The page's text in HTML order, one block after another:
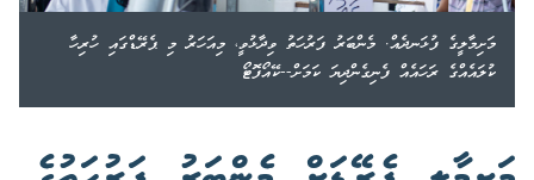
މަށިމާލީގެ ފުޅަނދެއް. މެންބަރު ފަރުހަތު ވިދާޅުވީ، މިއަހަރު މި ޕެރޭޑްގައި ހުރިހާ
ކުލައެއްގެ ރަހައެއް ފެނިގެންދިޔަ ކަމަށް--ކޭއޯފޮޓޯ